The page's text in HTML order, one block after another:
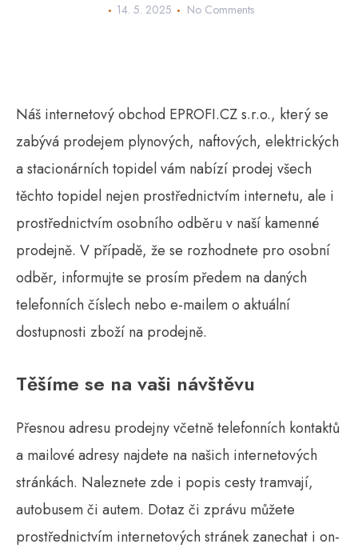
14. 5. 2025 No Comments
Náš internetový obchod EPROFI.CZ s.r.o., který se
zabývá prodejem plynových, naftových, elektrických
a stacionárních topidelvám nabízí prodej všech
těchto topidel nejen prostřednictvím internetu, ale i
prostřednictvím osobního odběru v naší kamenné
prodejně. V případě, že se rozhodnete pro osobní
odběr, informujte se prosím předem na daných
telefonních číslech nebo e-mailem o aktuální
dostupnosti zboží na prodejně.
Těšíme se na vaši návštěvu
Přesnou adresu prodejny včetně telefonních kontaktů
a mailové adresy najdete na našich internetových
stránkách. Naleznete zde i popis cesty tramvají,
autobusem či autem. Dotaz či zprávu můžete
prostřednictvím internetových stránek zanechat i on-